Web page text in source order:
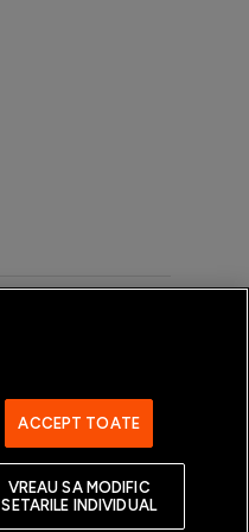
ACCEPT TOATE
VREAU SA MODIFIC
SETARILE INDIVIDUAL